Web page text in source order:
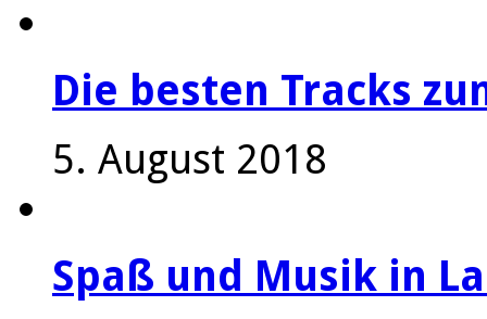
Die besten Tracks
5. August 2018
Spaß und Musik in